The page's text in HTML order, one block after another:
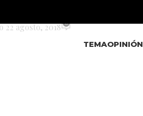
TEMAOPINIÓN
22 agosto, 2018 0